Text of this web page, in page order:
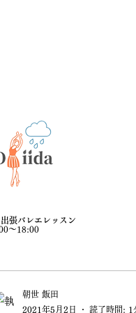
張バレエレッスン
〜18:00
朝世 飯田
2021年5月2日
読了時間: 1